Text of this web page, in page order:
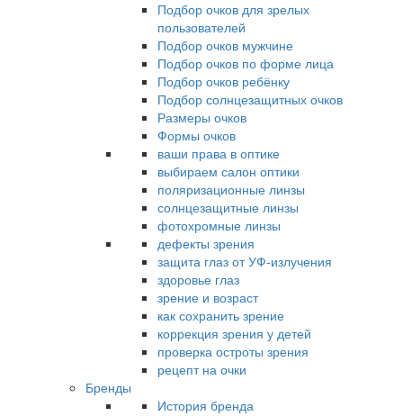
Подбор очков для зрелых
пользователей
Подбор очков мужчине
Подбор очков по форме лица
Подбор очков ребёнку
Подбор солнцезащитных очков
Размеры очков
Формы очков
ваши права в оптике
выбираем салон оптики
поляризационные линзы
солнцезащитные линзы
фотохромные линзы
дефекты зрения
защита глаз от УФ-излучения
здоровье глаз
зрение и возраст
как сохранить зрение
коррекция зрения у детей
проверка остроты зрения
рецепт на очки
Бренды
История бренда